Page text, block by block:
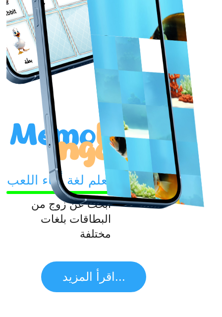
حصان
بطة
MemoL
ingo
تعلم لغة أثناء اللعب
ابحث عن زوج من
البطاقات بلغات
مختلفة
اقرأ المزيد...